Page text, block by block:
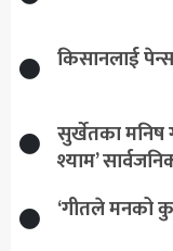
किसानलाई
सुर्खेतका मनिष
श्याम’
‘गीतले मनको